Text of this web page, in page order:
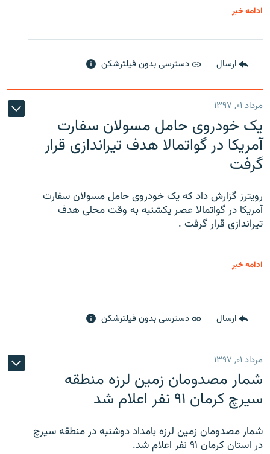
ادامه خبر
ارسال دسترسی بدون فیلترشکن
مرداد ۰۱, ۱۳۹۷
یک خودروی حامل مسولان سفارت
آمریکا در گواتمالا هدف تیراندازی قرار
گرفت
رویترز گزارش داد که یک خودروی حامل مسولان سفارت
آمریکا در گواتمالا عصر یکشنبه به وقت محلی هدف
تیراندازی قرار گرفت .
ادامه خبر
ارسال دسترسی بدون فیلترشکن
مرداد ۰۱, ۱۳۹۷
شمار مصدومان زمین لرزه منطقه
سیرچ کرمان ۹۱ نفر اعلام شد
شمار مصدومان زمین لرزه بامداد دوشنبه در منطقه سیرچ
در استان کرمان ۹۱ نفر اعلام شد.